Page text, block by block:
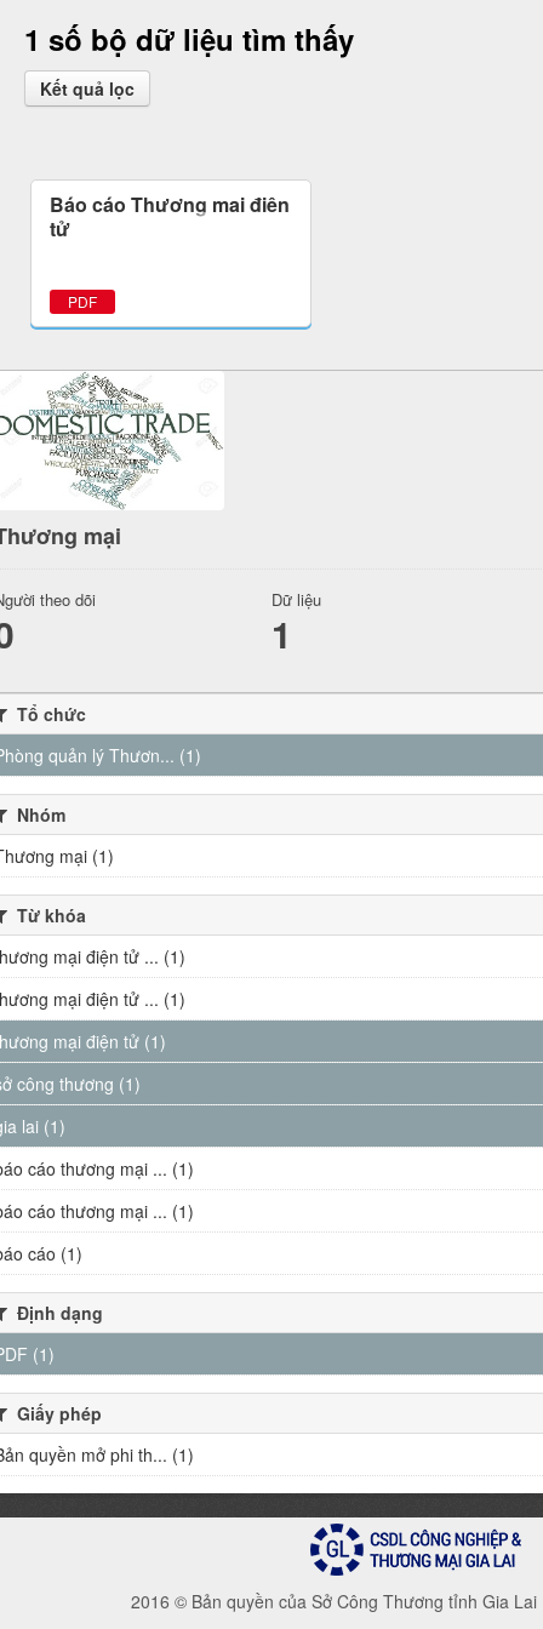
1 số bộ dữ liệu tìm thấy
Kết quả lọc
Báo cáo Thương mại điện
tử
PDF
mại
theo dõi Dữ liệu
1
Tổ chức
quản lý Thươn... (1)
Nhóm
mại (1)
Từ khóa
mại điện tử ... (1)
mại điện tử ... (1)
mại điện tử (1)
công thương (1)
lai (1)
cáo thương mại ... (1)
cáo thương mại ... (1)
cáo (1)
Định dạng
(1)
Giấy phép
quyền mở phi th... (1)
2016 © Bản quyền của Sở Công Thương tỉnh Gia Lai